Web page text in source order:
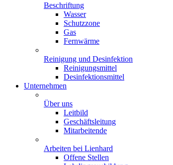
Beschriftung
Wasser
Schutzzone
Gas
Fernwärme
Reinigung und Desinfektion
Reinigungsmittel
Desinfektionsmittel
Unternehmen
Über uns
Leitbild
Geschäftsleitung
Mitarbeitende
Arbeiten bei Lienhard
Offene Stellen